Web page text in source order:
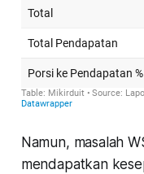
Namun, masalah
mendapatkan